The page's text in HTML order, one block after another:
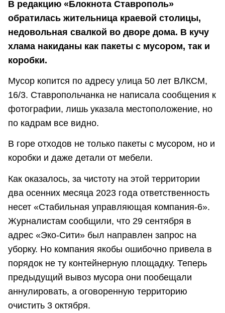
В редакцию «Блокнота Ставрополь»
обратилась жительница краевой столицы,
недовольная свалкой во дворе дома. В кучу
хлама накиданы как пакеты с мусором, так и
коробки.
Мусор копится по адресу улица 50 лет ВЛКСМ,
16/3. Ставропольчанка не написала сообщения к
фотографии, лишь указала местоположение, но
по кадрам все видно.
В горе отходов не только пакеты с мусором, но и
коробки и даже детали от мебели.
Как оказалось, за чистоту на этой территории
два осенних месяца 2023 года ответственность
несет «Стабильная управляющая компания-6».
Журналистам сообщили, что 29 сентября в
адрес «Эко-Сити» был направлен запрос на
уборку. Но компания якобы ошибочно привела в
порядок не ту контейнерную площадку. Теперь
предыдущий вывоз мусора они пообещали
аннулировать, а оговоренную территорию
очистить 3 октября.